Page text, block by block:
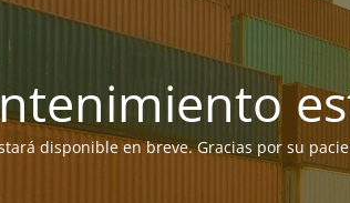
disponible en breve. Gracias por su